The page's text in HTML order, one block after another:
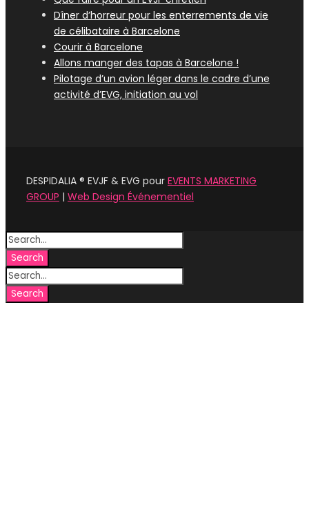
Dîner d’horreur pour les enterrements de vie
de célibataire à Barcelone
Courir à Barcelone
Allons manger des tapas à Barcelone !
Pilotage d’un avion léger dans le cadre d’une
activité d’EVG, initiation au vol
DESPIDALIA ® EVJF & EVG pour EVENTS MARKETING
GROUP | Web Design Événementiel